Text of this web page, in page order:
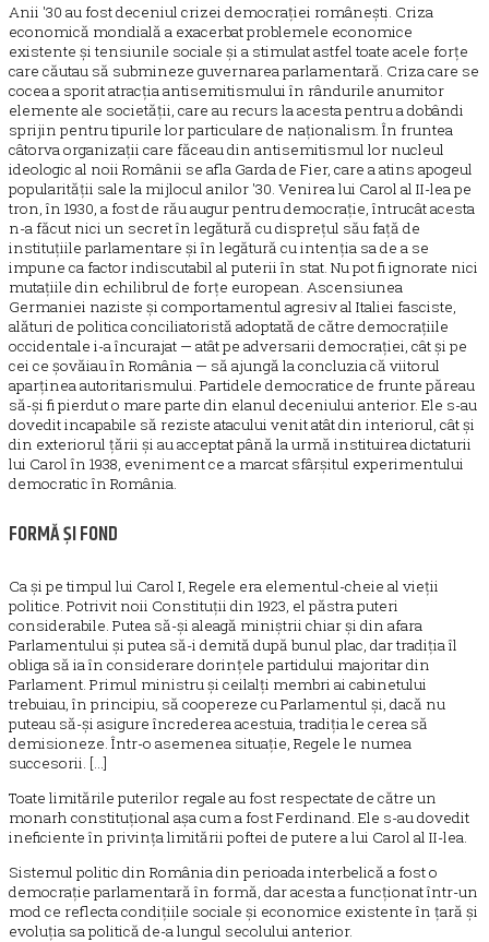
Anii '30 au fost deceniul crizei democrației românești. Criza
economică mondială a exacerbat problemele economice
existente și tensiunile sociale și a stimulat astfel toate acele forțe
care căutau să submineze guvernarea parlamentară. Criza care se
cocea a sporit atracția antisemitismului în rândurile anumitor
elemente ale societății, care au recurs la acesta pentru a dobândi
sprijin pentru tipurile lor particulare de naționalism. În fruntea
câtorva organizații care făceau din antisemitismul lor nucleul
ideologic al noii Românii se afla Garda de Fier, care a atins apogeul
popularității sale la mijlocul anilor '30. Venirea lui Carol al II-lea pe
tron, în 1930, a fost de rău augur pentru democrație, întrucât acesta
n-a făcut nici un secret în legătură cu disprețul său față de
instituțiile parlamentare și în legătură cu intenția sa de a se
impune ca factor indiscutabil al puterii în stat. Nu pot fi ignorate nici
mutațiile din echilibrul de forțe european. Ascensiunea
Germaniei naziste și comportamentul agresiv al Italiei fasciste,
alături de politica conciliatoristă adoptată de către democrațiile
occidentale i-a încurajat — atât pe adversarii democrației, cât și pe
cei ce șovăiau în România — să ajungă la concluzia că viitorul
aparținea autoritarismului. Partidele democratice de frunte păreau
să-și fi pierdut o mare parte din elanul deceniului anterior. Ele s-au
dovedit incapabile să reziste atacului venit atât din interiorul, cât și
din exteriorul țării și au acceptat până la urmă instituirea dictaturii
lui Carol în 1938, eveniment ce a marcat sfârșitul experimentului
democratic în România.
FORMĂ ŞI FOND
Ca și pe timpul lui Carol I, Regele era elementul-cheie al vieții
politice. Potrivit noii Constituții din 1923, el păstra puteri
considerabile. Putea să-și aleagă miniștrii chiar și din afara
Parlamentului și putea să-i demită după bunul plac, dar tradiția îl
obliga să ia în considerare dorințele partidului majoritar din
Parlament. Primul ministru și ceilalți membri ai cabinetului
trebuiau, în principiu, să coopereze cu Parlamentul și, dacă nu
puteau să-și asigure încrederea acestuia, tradiția le cerea să
demisioneze. Într-o asemenea situație, Regele le numea
succesorii. [...]
Toate limitările puterilor regale au fost respectate de către un
monarh constituțional așa cum a fost Ferdinand. Ele s-au dovedit
ineficiente în privința limitării poftei de putere a lui Carol al II-lea.
Sistemul politic din România din perioada interbelică a fost o
democrație parlamentară în formă, dar acesta a funcționat într-un
mod ce reflecta condițiile sociale și economice existente în țară și
evoluția sa politică de-a lungul secolului anterior.